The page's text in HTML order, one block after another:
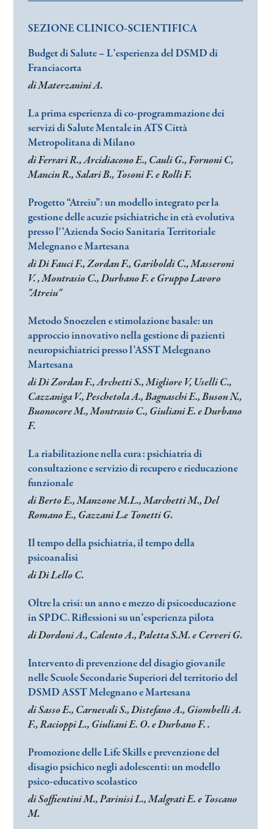
SEZIONE CLINICO-SCIENTIFICA
Budget di Salute – L’esperienza del DSMD di
Franciacorta
di Materzanini A.
La prima esperienza di co-programmazione dei
servizi di Salute Mentale in ATS Città
Metropolitana di Milano
di Ferrari R., Arcidiacono E., Cauli G., Fornoni C,
Mancin R., Salari B., Tosoni F. e Rolli F.
Progetto “Atreiu”: un modello integrato per la
gestione delle acuzie psichiatriche in età evolutiva
presso l'’Azienda Socio Sanitaria Territoriale
Melegnano e Martesana
di Di Fauci F., Zordan F., Gariboldi C., Masseroni
V. , Montrasio C., Durbano F. e Gruppo Lavoro
"Atreiu"
Metodo Snoezelen e stimolazione basale: un
approccio innovativo nella gestione di pazienti
neuropsichiatrici presso l’ASST Melegnano
Martesana
di Di Zordan F., Archetti S., Migliore V, Uselli C.,
Cazzaniga V., Peschetola A., Bagnaschi E., Buson N.,
Buonocore M., Montrasio C., Giuliani E. e Durbano
F.
La riabilitazione nella cura: psichiatria di
consultazione e servizio di recupero e rieducazione
funzionale
di Berto E., Manzone M.L., Marchetti M., Del
Romano E., Gazzani L.e Tonetti G.
Il tempo della psichiatria, il tempo della
psicoanalisi
di Di Lello C.
Oltre la crisi: un anno e mezzo di psicoeducazione
in SPDC. Riflessioni su un’esperienza pilota
di Dordoni A., Calento A., Paletta S.M. e Cerveri G.
Intervento di prevenzione del disagio giovanile
nelle Scuole Secondarie Superiori del territorio del
DSMD ASST Melegnano e Martesana
di Sasso E., Carnevali S., Distefano A., Giombelli A.
F., Racioppi L., Giuliani E. O. e Durbano F. .
Promozione delle Life Skills e prevenzione del
disagio psichico negli adolescenti: un modello
psico-educativo scolastico
di Soffientini M., Parinisi L., Malgrati E. e Toscano
M.